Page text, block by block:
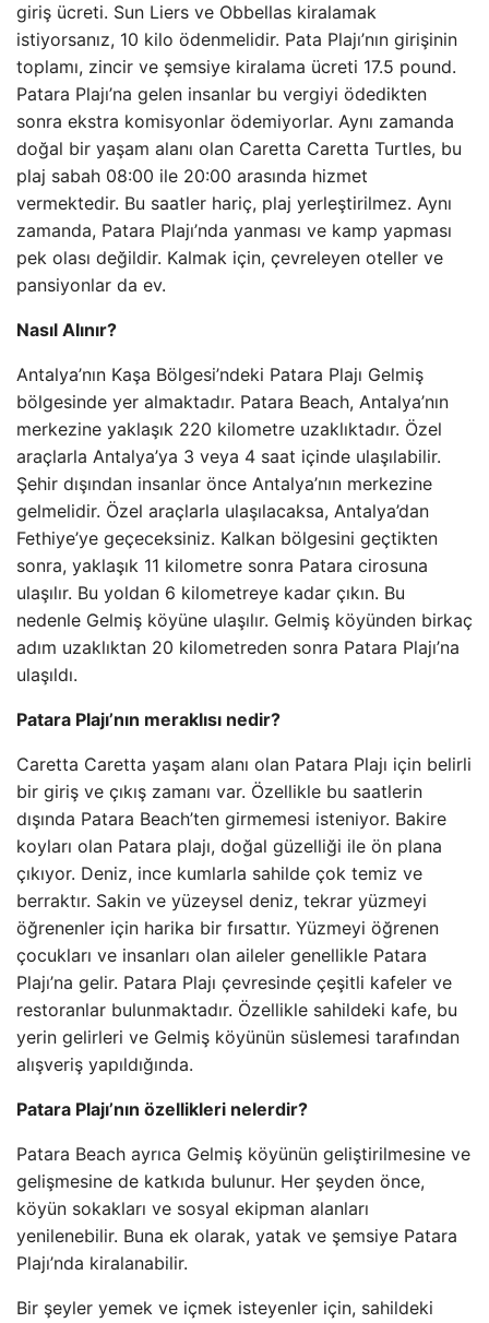
giriş ücreti. Sun Liers ve Obbellas kiralamak
istiyorsanız, 10 kilo ödenmelidir. Pata Plajı’nın girişinin
toplamı, zincir ve şemsiye kiralama ücreti 17.5 pound.
Patara Plajı’na gelen insanlar bu vergiyi ödedikten
sonra ekstra komisyonlar ödemiyorlar. Aynı zamanda
doğal bir yaşam alanı olan Caretta Caretta Turtles, bu
plaj sabah 08:00 ile 20:00 arasında hizmet
vermektedir. Bu saatler hariç, plaj yerleştirilmez. Aynı
zamanda, Patara Plajı’nda yanması ve kamp yapması
pek olası değildir. Kalmak için, çevreleyen oteller ve
pansiyonlar da ev.
Nasıl Alınır?
Antalya’nın Kaşa Bölgesi’ndeki Patara Plajı Gelmiş
bölgesinde yer almaktadır. Patara Beach, Antalya’nın
merkezine yaklaşık 220 kilometre uzaklıktadır. Özel
araçlarla Antalya’ya 3 veya 4 saat içinde ulaşılabilir.
Şehir dışından insanlar önce Antalya’nın merkezine
gelmelidir. Özel araçlarla ulaşılacaksa, Antalya’dan
Fethiye’ye geçeceksiniz. Kalkan bölgesini geçtikten
sonra, yaklaşık 11 kilometre sonra Patara cirosuna
ulaşılır. Bu yoldan 6 kilometreye kadar çıkın. Bu
nedenle Gelmiş köyüne ulaşılır. Gelmiş köyünden birkaç
adım uzaklıktan 20 kilometreden sonra Patara Plajı’na
ulaşıldı.
Patara Plajı’nın meraklısı nedir?
Caretta Caretta yaşam alanı olan Patara Plajı için belirli
bir giriş ve çıkış zamanı var. Özellikle bu saatlerin
dışında Patara Beach’ten girmemesi isteniyor. Bakire
koyları olan Patara plajı, doğal güzelliği ile ön plana
çıkıyor. Deniz, ince kumlarla sahilde çok temiz ve
berraktır. Sakin ve yüzeysel deniz, tekrar yüzmeyi
öğrenenler için harika bir fırsattır. Yüzmeyi öğrenen
çocukları ve insanları olan aileler genellikle Patara
Plajı’na gelir. Patara Plajı çevresinde çeşitli kafeler ve
restoranlar bulunmaktadır. Özellikle sahildeki kafe, bu
yerin gelirleri ve Gelmiş köyünün süslemesi tarafından
alışveriş yapıldığında.
Patara Plajı’nın özellikleri nelerdir?
Patara Beach ayrıca Gelmiş köyünün geliştirilmesine ve
gelişmesine de katkıda bulunur. Her şeyden önce,
köyün sokakları ve sosyal ekipman alanları
yenilenebilir. Buna ek olarak, yatak ve şemsiye Patara
Plajı’nda kiralanabilir.
Bir şeyler yemek ve içmek isteyenler için, sahildeki